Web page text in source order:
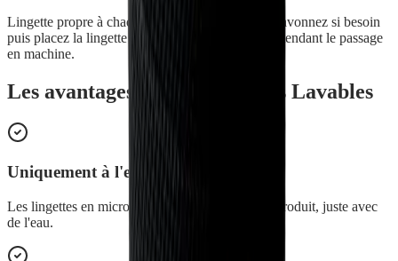
Lingette propre à chaque fois : après utilisation, savonnez si besoin
puis placez la lingette dans le filet de lavage en attendant le passage
en machine.
Les avantages de Kit Lingettes Lavables
Uniquement à l'eau
Les lingettes en microfibre nettoient sans aucun produit, juste avec
de l'eau.